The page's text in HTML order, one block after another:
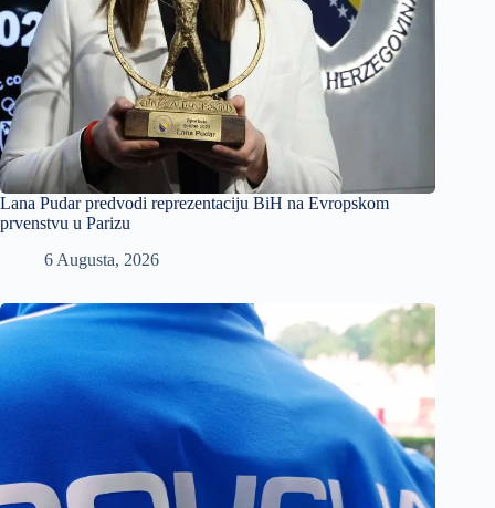
Lana Pudar predvodi reprezentaciju BiH na Evropskom
prvenstvu u Parizu
6 Augusta, 2026